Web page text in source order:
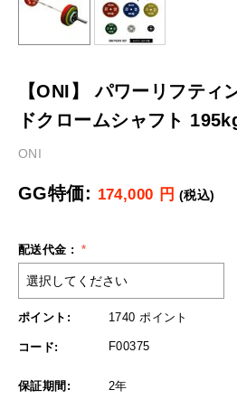
【ONI】 パワーリフティ
ドクロームシャフト
ONI
GG特価: 174,000 円 (税込)
配送代金 :
ポイント: 1740 ポイント
コード: F00375
保証期間: 2年